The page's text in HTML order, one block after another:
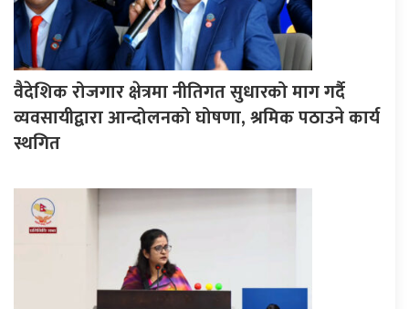
वैदेशिक रोजगार क्षेत्रमा नीतिगत सुधारको माग गर्दै
व्यवसायीद्वारा आन्दोलनको घोषणा, श्रमिक पठाउने कार्य
स्थगित